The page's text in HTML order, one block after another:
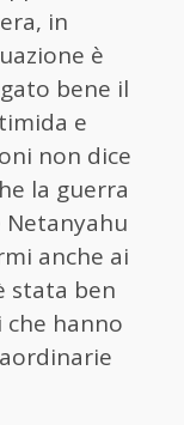
in
è
bene il
e
non dice
la guerra
Netanyahu
anche ai
stata ben
che hanno